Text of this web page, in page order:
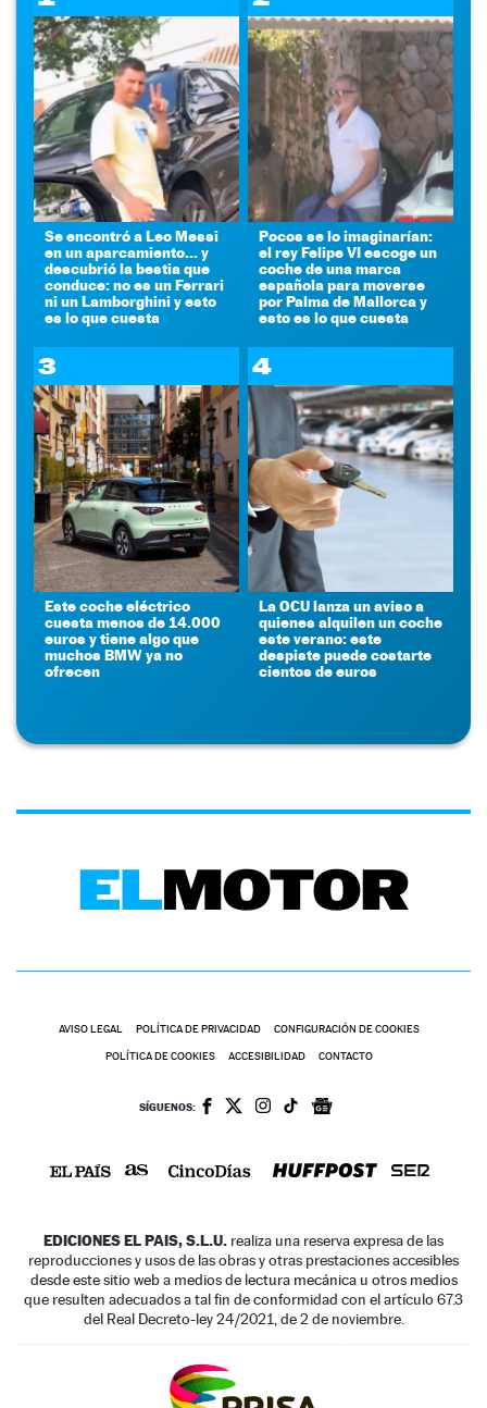
Se encontró a Leo Messi
en un aparcamiento... y
descubrió la bestia que
conduce: no es un Ferrari
ni un Lamborghini y esto
es lo que cuesta
Pocos se lo imaginarían:
el rey Felipe VI escoge un
coche de una marca
española para moverse
por Palma de Mallorca y
esto es lo que cuesta
3
Este coche eléctrico
cuesta menos de 14.000
euros y tiene algo que
muchos BMW ya no
ofrecen
4
La OCU lanza un aviso a
quienes alquilen un coche
este verano: este
despiste puede costarte
cientos de euros
AVISO LEGAL POLÍTICA DE PRIVACIDAD CONFIGURACIÓN DE COOKIES
POLÍTICA DE COOKIES ACCESIBILIDAD CONTACTO
SÍGUENOS:
EDICIONES EL PAIS, S.L.U. realiza una reserva expresa de las
reproducciones y usos de las obras y otras prestaciones accesibles
desde este sitio web a medios de lectura mecánica u otros medios
que resulten adecuados a tal fin de conformidad con el artículo 67.3
del Real Decreto-ley 24/2021, de 2 de noviembre.